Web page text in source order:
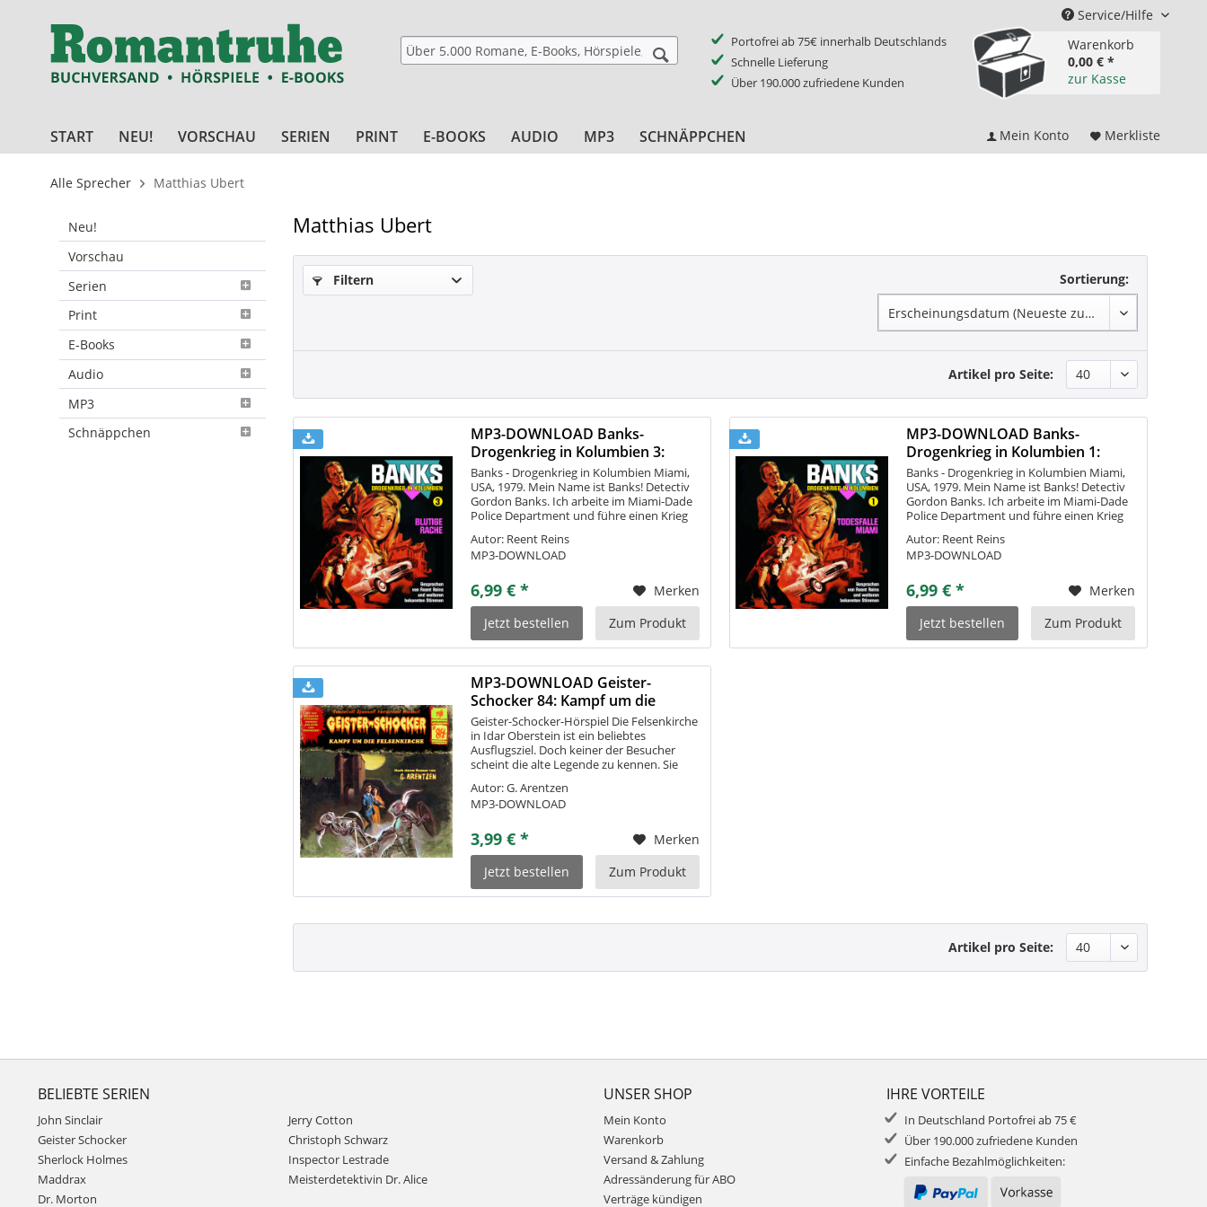
Service/Hilfe
Portofrei ab 75€ innerhalb Deutschlands
Schnelle Lieferung
Über 190.000 zufriedene Kunden
Warenkorb
0,00 € *
zur Kasse
START NEU! VORSCHAU SERIEN PRINT E-BOOKS AUDIO MP3 SCHNÄPPCHEN Mein Konto Merkliste
Alle Sprecher Matthias Ubert
Neu!
Vorschau
Serien
Print
E-Books
Audio
MP3
Schnäppchen
Matthias Ubert
Filtern Sortierung:
Artikel pro Seite:
MP3-DOWNLOAD Banks-
Drogenkrieg in Kolumbien 3:
Blutige Rache
Banks - Drogenkrieg in Kolumbien Miami,
USA, 1979. Mein Name ist Banks! Detectiv
Gordon Banks. Ich arbeite im Miami-Dade
Police Department und führe einen Krieg
Plage sickerten diese Banditen und...
Autor: Reent Reins
MP3-DOWNLOAD
6,99 € *
Merken
Jetzt bestellen
Zum Produkt
MP3-DOWNLOAD Banks-
Drogenkrieg in Kolumbien 1:
Todesfalle Miami
Banks - Drogenkrieg in Kolumbien Miami,
USA, 1979. Mein Name ist Banks! Detectiv
Gordon Banks. Ich arbeite im Miami-Dade
Police Department und führe einen Krieg
Plage sickerten diese Banditen und...
Autor: Reent Reins
MP3-DOWNLOAD
6,99 € *
Merken
Jetzt bestellen
Zum Produkt
MP3-DOWNLOAD Geister-
Schocker 84: Kampf um die
Felsenkirche
Geister-Schocker-Hörspiel Die Felsenkirche
in Idar Oberstein ist ein beliebtes
Ausflugsziel. Doch keiner der Besucher
scheint die alte Legende zu kennen. Sie
Brüder, die sich hier einst um eine Frau...
Autor: G. Arentzen
MP3-DOWNLOAD
3,99 € *
Merken
Jetzt bestellen
Zum Produkt
Artikel pro Seite:
BELIEBTE SERIEN
John Sinclair
Geister Schocker
Sherlock Holmes
Maddrax
Dr. Morton
Jerry Cotton
Christoph Schwarz
Inspector Lestrade
Meisterdetektivin Dr. Alice
UNSER SHOP
Mein Konto
Warenkorb
Versand & Zahlung
Adressänderung für ABO
Verträge kündigen
IHRE VORTEILE
In Deutschland Portofrei ab 75 €
Über 190.000 zufriedene Kunden
Einfache Bezahlmöglichkeiten: